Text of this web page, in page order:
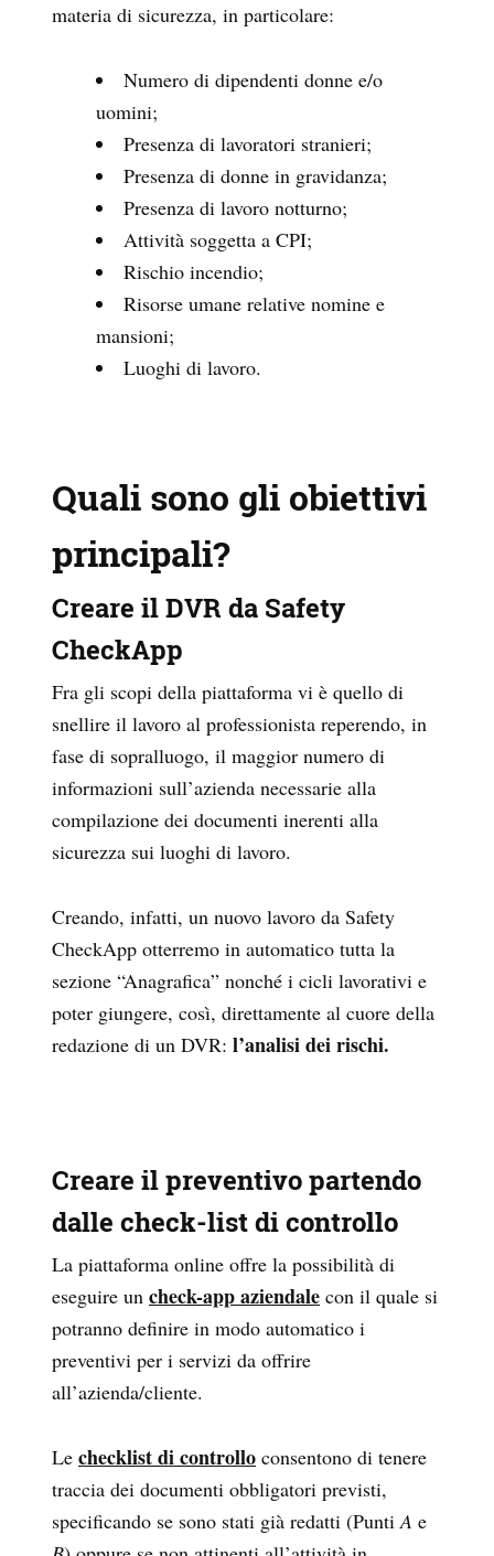
materia di sicurezza, in particolare:
Numero di dipendenti donne e/o
uomini;
Presenza di lavoratori stranieri;
Presenza di donne in gravidanza;
Presenza di lavoro notturno;
Attività soggetta a CPI;
Rischio incendio;
Risorse umane relative nomine e
mansioni;
Luoghi di lavoro.
Quali sono gli obiettivi
principali?
Creare il DVR da Safety
CheckApp
Fra gli scopi della piattaforma vi è quello di
snellire il lavoro al professionista reperendo, in
fase di sopralluogo, il maggior numero di
informazioni sull’azienda necessarie alla
compilazione dei documenti inerenti alla
sicurezza sui luoghi di lavoro.
Creando, infatti, un nuovo lavoro da Safety
CheckApp otterremo in automatico tutta la
sezione “Anagrafica” nonché i cicli lavorativi e
poter giungere, così, direttamente al cuore della
redazione di un DVR: l’analisi dei rischi.
Creare il preventivo partendo
dalle check-list di controllo
La piattaforma online offre la possibilità di
eseguire un check-app aziendale con il quale si
potranno definire in modo automatico i
preventivi per i servizi da offrire
all’azienda/cliente.
Le checklist di controllo consentono di tenere
traccia dei documenti obbligatori previsti,
specificando se sono stati già redatti (PuntiA e